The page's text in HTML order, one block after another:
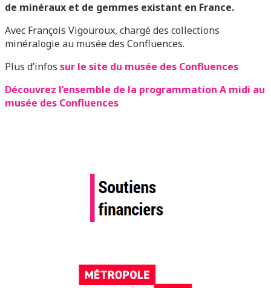
de minéraux et de gemmes existant en France.
Avec François Vigouroux, chargé des collections
minéralogie au musée des Confluences.
Plus d’infos sur le site du musée des Confluences
Découvrez l’ensemble de la programmation A midi au
musée des Confluences